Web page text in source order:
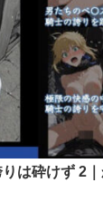
かわず庵｜【フル